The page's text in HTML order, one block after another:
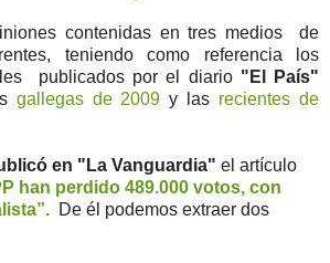
contenidas en tres medios de
teniendo como referencia los
publicados por el diario "El País"
gallegas de 2009 y las recientes de
en "La Vanguardia" el artículo
han perdido 489.000 votos, con
De él podemos extraer dos